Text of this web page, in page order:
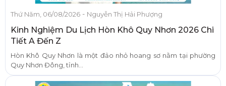
Thứ Năm, 06/08/2026 - Nguyễn Thị Hải Phượng
Kinh Nghiệm Du Lịch Hòn Khô Quy Nhơn 2026 Chi
Tiết A Đến Z
Hòn Khô Quy Nhơn là một đảo nhỏ hoang sơ nằm tại phường
Quy Nhơn Đông, tỉnh...